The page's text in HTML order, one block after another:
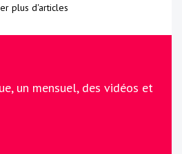
plus d'articles
un mensuel, des vidéos et